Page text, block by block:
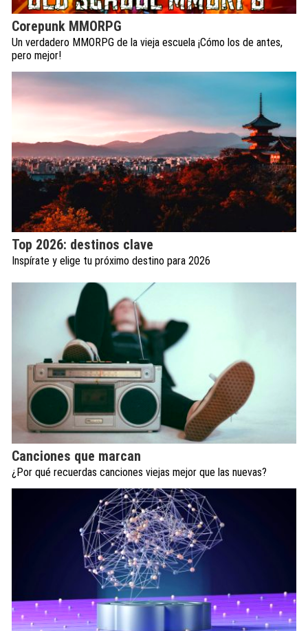
Corepunk MMORPG
Un verdadero MMORPG de la vieja escuela ¡Cómo los de antes,
pero mejor!
Top 2026: destinos clave
Inspírate y elige tu próximo destino para 2026
Canciones que marcan
¿Por qué recuerdas canciones viejas mejor que las nuevas?